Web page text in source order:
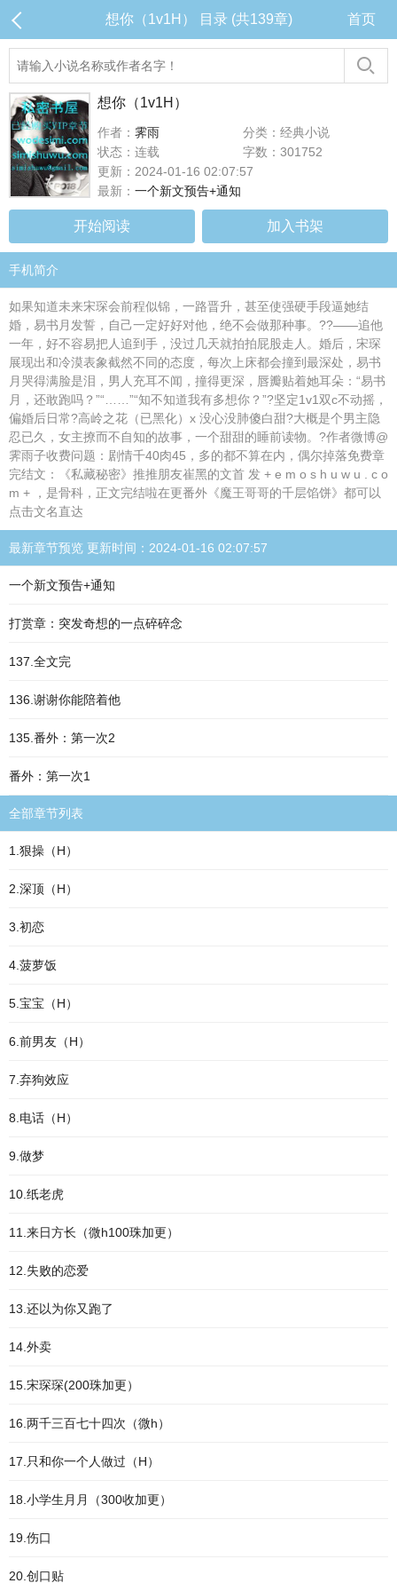
想你（1v1H） 目录 (共139章) 首页
想你（1v1H）
作者： 霁雨
分类：经典小说
状态：连载
字数：301752
更新：2024-01-16 02:07:57
最新： 一个新文预告+通知
开始阅读 加入书架
手机简介
如果知道未来宋琛会前程似锦，一路晋升，甚至使强硬手段逼她结
婚，易书月发誓，自己一定好好对他，绝不会做那种事。??——追他
一年，好不容易把人追到手，没过几天就拍拍屁股走人。婚后，宋琛
展现出和冷漠表象截然不同的态度，每次上床都会撞到最深处，易书
月哭得满脸是泪，男人充耳不闻，撞得更深，唇瓣贴着她耳朵：“易书
月，还敢跑吗？”“……”“知不知道我有多想你？”?坚定1v1双c不动摇，
偏婚后日常?高岭之花（已黑化）x 没心没肺傻白甜?大概是个男主隐
忍已久，女主撩而不自知的故事，一个甜甜的睡前读物。?作者微博@
霁雨子收费问题：剧情千40肉45，多的都不算在内，偶尔掉落免费章
完结文：《私藏秘密》推推朋友崔黑的文首 发 + e m o s h u w u . c o
m + ，是骨科，正文完结啦在更番外《魔王哥哥的千层馅饼》都可以
点击文名直达
最新章节预览 更新时间：2024-01-16 02:07:57
一个新文预告+通知
打赏章：突发奇想的一点碎碎念
137.全文完
136.谢谢你能陪着他
135.番外：第一次2
番外：第一次1
全部章节列表
1.狠操（H）
2.深顶（H）
3.初恋
4.菠萝饭
5.宝宝（H）
6.前男友（H）
7.弃狗效应
8.电话（H）
9.做梦
10.纸老虎
11.来日方长（微h100珠加更）
12.失败的恋爱
13.还以为你又跑了
14.外卖
15.宋琛琛(200珠加更）
16.两千三百七十四次（微h）
17.只和你一个人做过（H）
18.小学生月月（300收加更）
19.伤口
20.创口贴